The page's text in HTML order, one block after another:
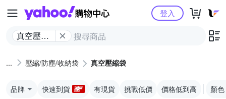
Yahoo購物中心
真空壓縮
登入
壓縮/防塵/收納袋 真空壓縮袋
品牌 快速到貨 有現貨 挑戰低價 價格低到高 顏色